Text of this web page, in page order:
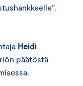
Heidi
päätöstä